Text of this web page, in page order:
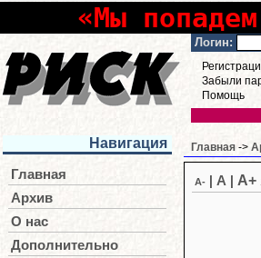
«Мы
Логин:
Забыли
Помощь
Навигация
Главная
Архив
О нас
Дополнительно
Главная ->
A- A A+